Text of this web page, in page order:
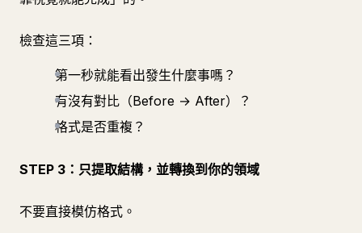
檢查這三項：
第一秒就能看出發生什麼事嗎？
有沒有對比（Before → After）？
格式是否重複？
STEP 3：只提取結構，並轉換到你的領域
不要直接模仿格式。